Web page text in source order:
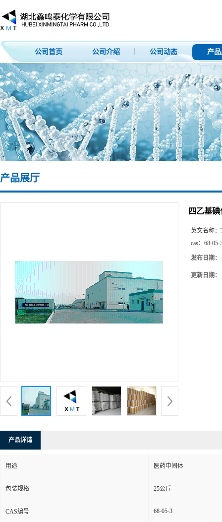
公司首页 公司介绍 公司动态 产
产品展厅
四乙基
英文名称：
cas： 68-05-
发布日期：
更新日期：
产品详请
用途 医药中间体
包装规格 25公斤
CAS编号 68-05-3